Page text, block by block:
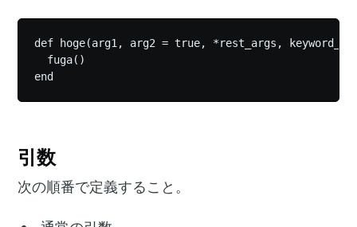
def hoge(arg1, arg2 = true, *rest_args,
  fuga()
引数
次の順番で定義すること。